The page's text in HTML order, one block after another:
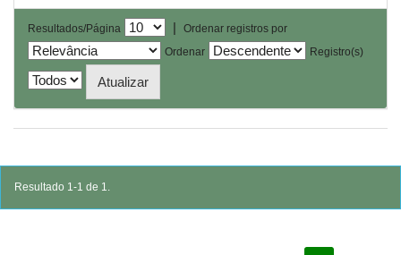
Resultados/Página |
Ordenar registros por
Ordenar
Registro(s)
Resultado 1-1 de 1.